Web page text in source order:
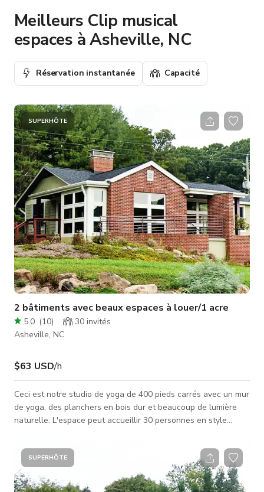
Meilleurs Clip musical
espaces à Asheville, NC
Réservation instantanée Capacité
SUPERHÔTE
2 bâtiments avec beaux espaces à louer/1 acre
5.0 (10) 30 invités
Asheville, NC
$63 USD/h
Ceci est notre studio de yoga de 400 pieds carrés avec un mur
de yoga, des planchers en bois dur et beaucoup de lumière
naturelle. L'espace peut accueillir 30 personnes en style
et des accessoires sont disponibles. Zone d'attente et salle
de bain dans le bâtiment. Nous avons beaucoup de places de
parking ! Cette salle comprend un mur de yoga et n'inclut
aucune technologie. Notre autre salle de classe dispose d'une
SUPERHÔTE